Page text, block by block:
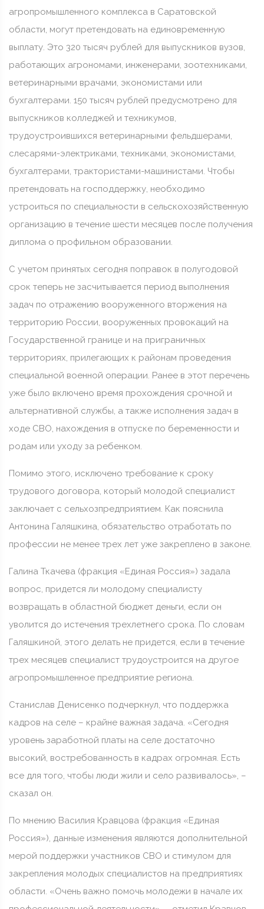
агропромышленного комплекса в Саратовской
области, могут претендовать на единовременную
выплату. Это 320 тысяч рублей для выпускников вузов,
работающих агрономами, инженерами, зоотехниками,
ветеринарными врачами, экономистами или
бухгалтерами. 150 тысяч рублей предусмотрено для
выпускников колледжей и техникумов,
трудоустроившихся ветеринарными фельдшерами,
слесарями-электриками, техниками, экономистами,
бухгалтерами, трактористами-машинистами. Чтобы
претендовать на господдержку, необходимо
устроиться по специальности в сельскохозяйственную
организацию в течение шести месяцев после получения
диплома о профильном образовании.
С учетом принятых сегодня поправок в полугодовой
срок теперь не засчитывается период выполнения
задач по отражению вооруженного вторжения на
территорию России, вооруженных провокаций на
Государственной границе и на приграничных
территориях, прилегающих к районам проведения
специальной военной операции. Ранее в этот перечень
уже было включено время прохождения срочной и
альтернативной службы, а также исполнения задач в
ходе СВО, нахождения в отпуске по беременности и
родам или уходу за ребенком.
Помимо этого, исключено требование к сроку
трудового договора, который молодой специалист
заключает с сельхозпредприятием. Как пояснила
Антонина Галяшкина, обязательство отработать по
профессии не менее трех лет уже закреплено в законе.
Галина Ткачева (фракция «Единая Россия») задала
вопрос, придется ли молодому специалисту
возвращать в областной бюджет деньги, если он
уволится до истечения трехлетнего срока. По словам
Галяшкиной, этого делать не придется, если в течение
трех месяцев специалист трудоустроится на другое
агропромышленное предприятие региона.
Станислав Денисенко подчеркнул, что поддержка
кадров на селе – крайне важная задача. «Сегодня
уровень заработной платы на селе достаточно
высокий, востребованность в кадрах огромная. Есть
все для того, чтобы люди жили и село развивалось», –
сказал он.
По мнению Василия Кравцова (фракция «Единая
Россия»), данные изменения являются дополнительной
мерой поддержки участников СВО и стимулом для
закрепления молодых специалистов на предприятиях
области. «Очень важно помочь молодежи в начале их